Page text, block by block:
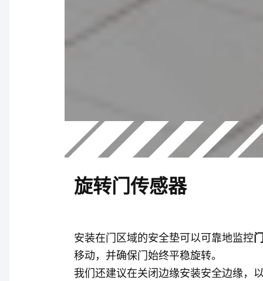
旋转门传感器
安装在门区域的安全垫可以可靠地监控
移动，并确保门始终平稳旋转。
我们还建议在关闭边缘安装安全边缘，